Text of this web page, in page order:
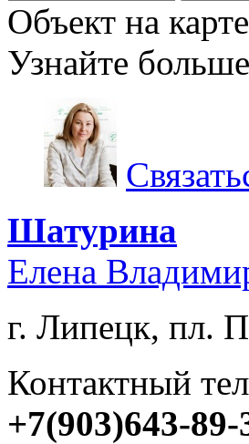
Объект на карте
Узнайте
Шатурина
Елена
г. Липецк, пл.
Контактный
+7(903)643-89-